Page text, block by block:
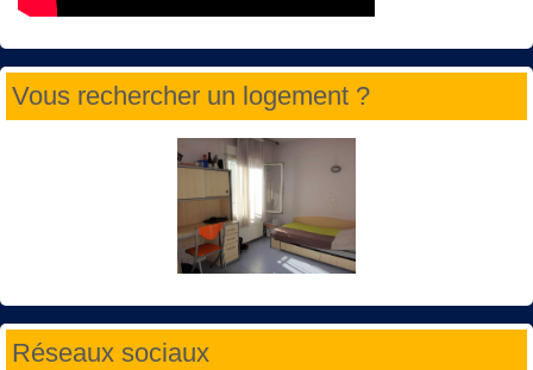
Vous rechercher un logement ?
Réseaux sociaux